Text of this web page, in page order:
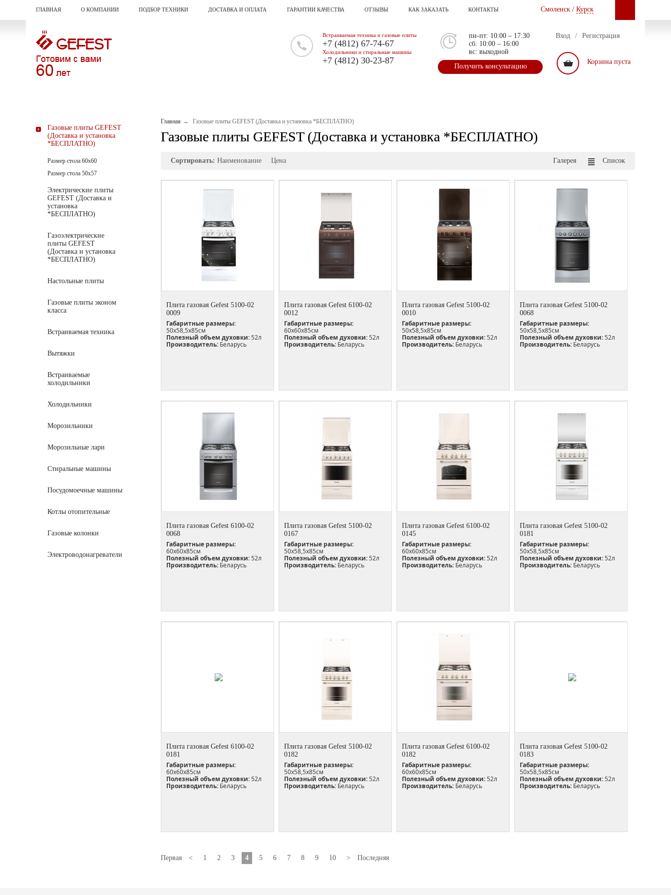
Получить консультацию
пн-пт: 10:00 – 17:30
сб: 10:00 – 16:00
вс: выходной
Встраиваемая техника и газовые плиты
+7 (4812) 67-74-67
Холодильники и стиральные машины
+7 (4812) 30-23-87
Смоленск / Курск
ГЛАВНАЯ О КОМПАНИИ ПОДБОР ТЕХНИКИ ДОСТАВКА И ОПЛАТА ГАРАНТИИ КАЧЕСТВА ОТЗЫВЫ КАК ЗАКАЗАТЬ КОНТАКТЫ
Вход / Регистрация
Корзина пуста
Главная Газовые плиты GEFEST (Доставка и установка *БЕСПЛАТНО)
Газовые плиты GEFEST (Доставка и установка *БЕСПЛАТНО)
Сортировать: Наименование Цена Галерея Список
Плита газовая Gefest 5100-02
0009
Габаритные размеры:
50х58,5х85см
Полезный объем духовки:52л
Производитель: Беларусь
Плита газовая Gefest 6100-02
0012
Габаритные размеры:
60х60х85см
Полезный объем духовки:52л
Производитель: Беларусь
Плита газовая Gefest 5100-02
0010
Габаритные размеры:
50х58,5х85см
Полезный объем духовки:52л
Производитель: Беларусь
Плита газовая Gefest 5100-02
0068
Габаритные размеры:
50х58,5х85см
Полезный объем духовки:52л
Производитель: Беларусь
Плита газовая Gefest 6100-02
0068
Габаритные размеры:
60х60х85см
Полезный объем духовки:52л
Производитель: Беларусь
Плита газовая Gefest 5100-02
0167
Габаритные размеры:
50х58,5х85см
Полезный объем духовки:52л
Производитель: Беларусь
Плита газовая Gefest 6100-02
0145
Габаритные размеры:
60х60х85см
Полезный объем духовки:52л
Производитель: Беларусь
Плита газовая Gefest 5100-02
0181
Габаритные размеры:
50х58,5х85см
Полезный объем духовки:52л
Производитель: Беларусь
Плита газовая Gefest 6100-02
0181
Габаритные размеры:
60х60х85см
Полезный объем духовки:52л
Производитель: Беларусь
Плита газовая Gefest 5100-02
0182
Габаритные размеры:
50х58,5х85см
Полезный объем духовки:52л
Производитель: Беларусь
Плита газовая Gefest 6100-02
0182
Габаритные размеры:
60х60х85см
Полезный объем духовки:52л
Производитель: Беларусь
Плита газовая Gefest 5100-02
0183
Габаритные размеры:
50х58,5х85см
Полезный объем духовки:52л
Производитель: Беларусь
Первая < 1 2 3 4 5 6 7 8 9 10 > Последняя
Газовые плиты GEFEST
(Доставка и установка
*БЕСПЛАТНО)
Размер стола 60х60
Размер стола 50х57
Электрические плиты
GEFEST (Доставка и
установка
*БЕСПЛАТНО)
Газоэлектрические
плиты GEFEST
(Доставка и установка
*БЕСПЛАТНО)
Настольные плиты
Газовые плиты эконом
класса
Встраиваемая техника
Вытяжки
Встраиваемые
холодильники
Холодильники
Морозильники
Морозильные лари
Стиральные машины
Посудомоечные машины
Котлы отопительные
Газовые колонки
Электроводонагреватели